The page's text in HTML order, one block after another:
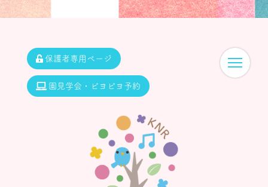
保護者専用ページ
園見学会・ピヨピヨ予約